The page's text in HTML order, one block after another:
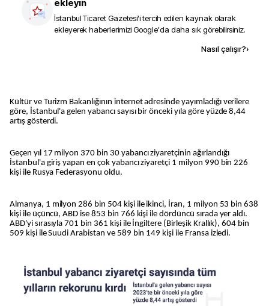
ekleyin
İstanbul Ticaret Gazetesi'i tercih edilen kaynak olarak
ekleyerek haberlerimizi Google'da daha sık görebilirsiniz.
Nasıl çalışır?›
Kültür ve Turizm Bakanlığının internet adresinde yayımladığı verilere
göre, İstanbul'a gelen yabancı sayısı bir önceki yıla göre yüzde 8,44
artış gösterdi.
Geçen yıl 17 milyon 370 bin 30 yabancı ziyaretçinin ağırlandığı
İstanbul'a giriş yapan en çok yabancı ziyaretçi 1 milyon 990 bin 226
kişi ile Rusya Federasyonu oldu.
Almanya, 1 milyon 286 bin 504 kişi ile ikinci, İran, 1 milyon 53 bin 638
kişi ile üçüncü, ABD ise 853 bin 766 kişi ile dördüncü sırada yer aldı.
ABD'yi sırasıyla 701 bin 361 kişi ile İngiltere (Birleşik Krallık), 604 bin
509 kişi ile Suudi Arabistan ve 589 bin 149 kişi ile Fransa izledi.